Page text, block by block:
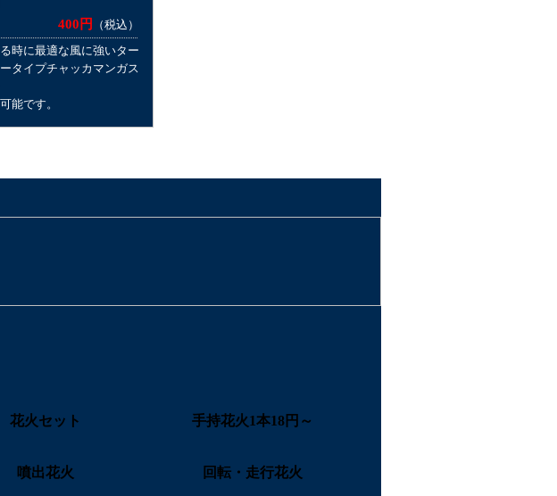
400円
（税込）
時に最適な風に強いター
タイプチャッカマンガス
能です。
花火セット 手持花火1本18円～
噴出花火 回転・走行花火